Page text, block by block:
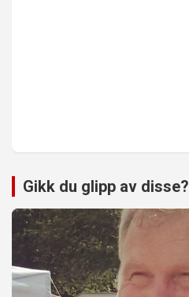
Gikk du glipp av disse?